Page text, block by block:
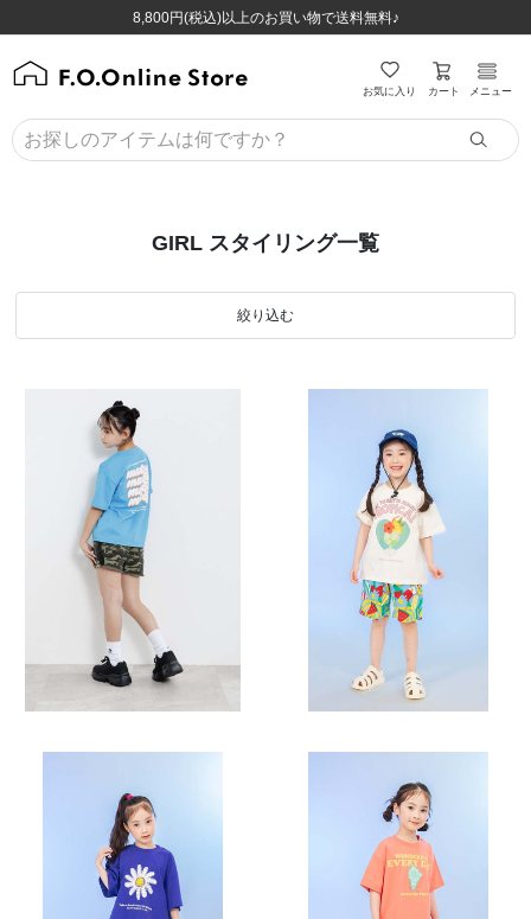
8,800円(税込)以上のお買い物で送料無料♪
ほぼ全品半額！！8/12(水)お昼12:59まで！！
8,800円(税込)以上のお買い物で送料無料♪
ほぼ全品半額！！8/12(水)お昼12:59まで！！
お気に入り カート メニュー
GIRL スタイリング一覧
絞り込む